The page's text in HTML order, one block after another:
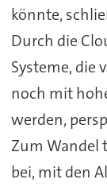
könnte,
Durch die
Systeme, die
noch mit
werden,
Zum Wandel
bei, mit den